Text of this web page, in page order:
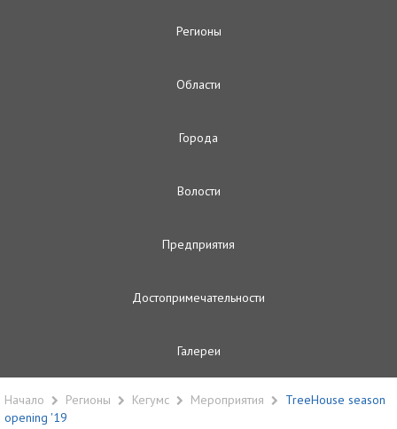
Регионы
Oбласти
Городa
Волости
Предприятия
Достопримечательности
Галереи
Начало Регионы Кегумс Мероприятия
TreeHouse season
opening '19